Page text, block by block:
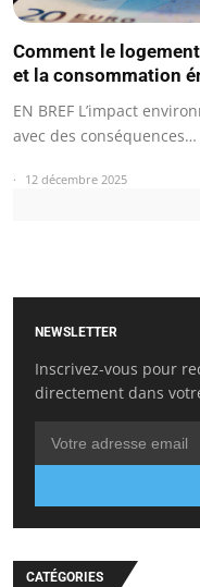
Comment le
et la consommation
EN BREF L’impact
avec des conséquences…
12 décembre 2025
NEWSLETTER
Inscrivez-vous pour
directement dans
CATÉGORIES